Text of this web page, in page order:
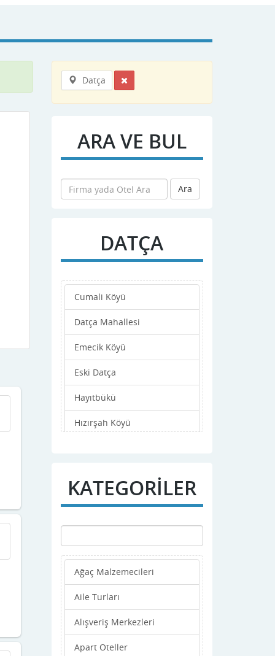
Palamutbükü / Datca Merkez Merkez,Datça
+4915202803775
Datça
ARA VE BUL
Ara
DATÇA
Cumali Köyü
Datça Mahallesi
Emecik Köyü
Eski Datça
Hayıtbükü
Hızırşah Köyü
Karaköy
Kargı Koyu
Kızılbük
Kızlan Köyü
Kumluk
Merkez
Mesudiye Köyü
KATEGORİLER
Ağaç Malzemecileri
Aile Turları
Alışveriş Merkezleri
Apart Oteller